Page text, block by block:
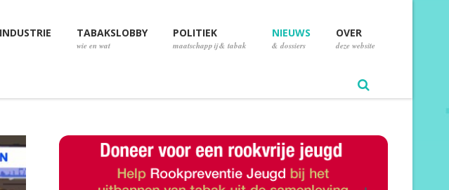
TABAKSLOBBY
wie en wat
POLITIEK
maatschappij & tabak
NIEUWS
& dossiers
OVER
deze website